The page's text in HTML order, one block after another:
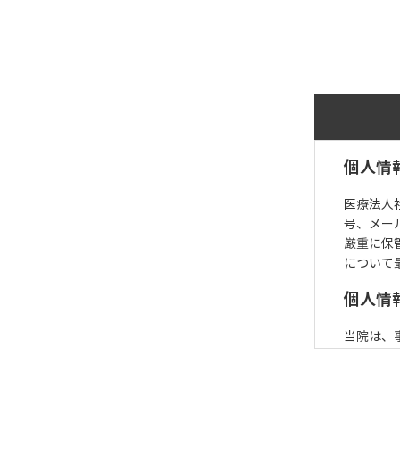
個人情
医療法人
号、メー
厳重に保
について
個人情
当院は、
・電子